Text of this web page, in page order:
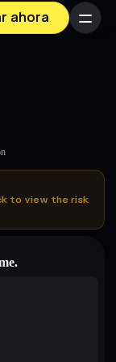
ahora Menú
to view the risk